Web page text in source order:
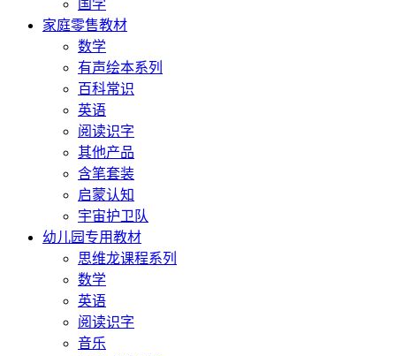
国学
家庭零售教材
数学
有声绘本系列
百科常识
英语
阅读识字
其他产品
含笔套装
启蒙认知
宇宙护卫队
幼儿园专用教材
思维龙课程系列
数学
英语
阅读识字
音乐